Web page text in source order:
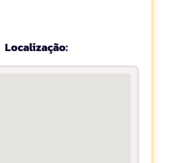
Localização: